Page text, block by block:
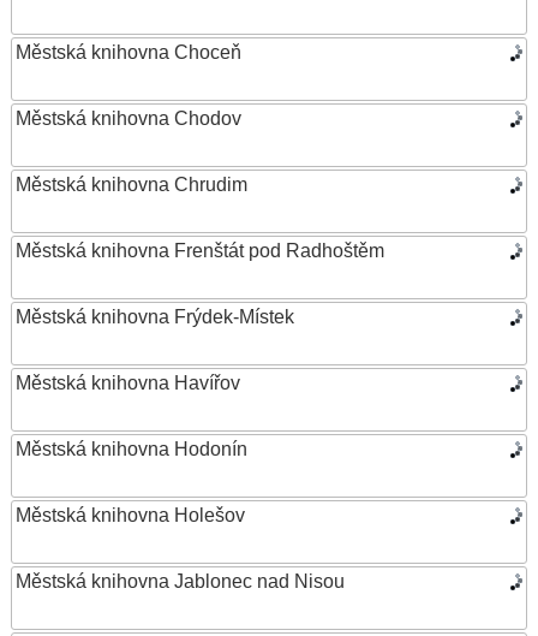
Městská knihovna Choceň
Městská knihovna Chodov
Městská knihovna Chrudim
Městská knihovna Frenštát pod Radhoštěm
Městská knihovna Frýdek-Místek
Městská knihovna Havířov
Městská knihovna Hodonín
Městská knihovna Holešov
Městská knihovna Jablonec nad Nisou